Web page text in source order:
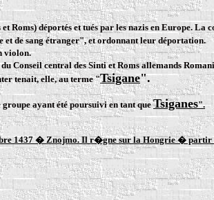
Roms) déportés et tués par les nazis en Europe.
et de sang étranger", et ordonnant leur déportation.
violon.
central des Sinti et Roms allemands
tenait, elle, au terme "Tsigane".
ayant été poursuivi en tant queTsiganes".
1437 � Znojmo. Il r�gne sur la Hongrie �